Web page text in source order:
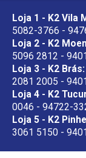
Loja 1 - K2 Vila
5082-3766 -
Loja 2 - K2
5096 2812 -
Loja 3 - K2
2081 2005 -
Loja 4 - K2
0046 - 94722-
Loja 5 - K2
3061 5150 -